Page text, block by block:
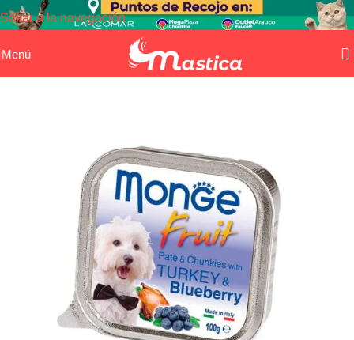
Saltar a la navegación
Saltar al contenido principal
Menú